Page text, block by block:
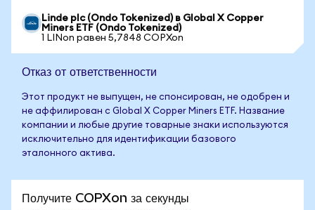
Linde plc (Ondo Tokenized) в Global X Copper
Miners ETF (Ondo Tokenized)
1 LINon равен 5,7848 COPXon
Отказ от ответственности
Этот продукт не выпущен, не спонсирован, не одобрен и
не аффилирован с Global X Copper Miners ETF. Название
компании и любые другие товарные знаки используются
исключительно для идентификации базового
эталонного актива.
Получите COPXon за секунды